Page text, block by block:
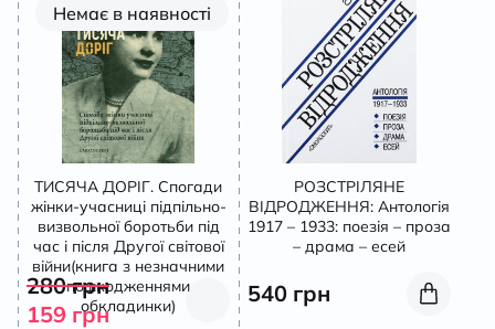
Немає в наявності
ТИСЯЧА ДОРІГ. Спогади
жінки-учасниці підпільно-
визвольної боротьби під
час і після Другої світової
війни(книга з незначними
пошкодженнями
обкладинки)
280грн
159 грн
РОЗСТРІЛЯНЕ
ВІДРОДЖЕННЯ: Антологія
1917 – 1933: поезія – проза
– драма – есей
540 грн